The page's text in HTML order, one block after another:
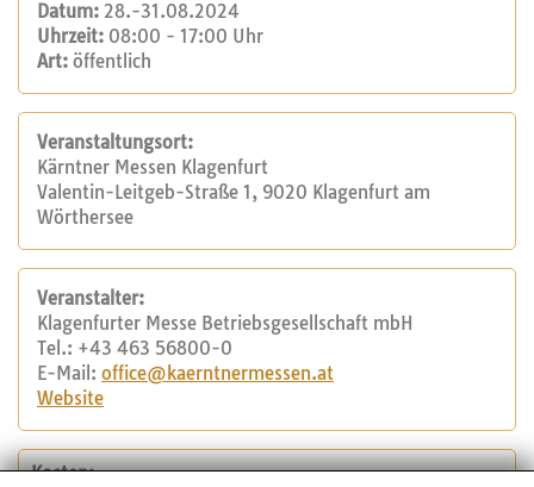
Datum: 28.-31.08.2024
Uhrzeit: 08:00 - 17:00 Uhr
Art: öffentlich
Veranstaltungsort:
Kärntner Messen Klagenfurt
Valentin-Leitgeb-Straße 1, 9020 Klagenfurt am
Wörthersee
Veranstalter:
Klagenfurter Messe Betriebsgesellschaft mbH
Tel.: +43 463 56800-0
E-Mail: office@kaerntnermessen.at
Website
Kosten: